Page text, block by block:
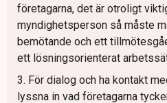
företagarna, det är otroligt
myndighetsperson så måste
bemötande och ett
ett lösningsorienterat
3. För dialog och ha kontakt
lyssna in vad företagarna